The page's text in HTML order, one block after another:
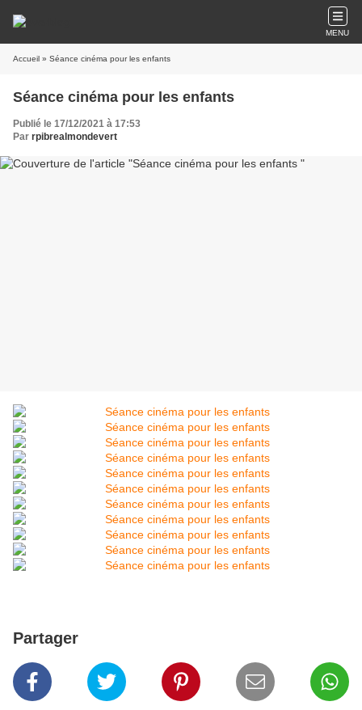
MENU
Accueil » Séance cinéma pour les enfants
Séance cinéma pour les enfants
Publié le 17/12/2021 à 17:53
Par rpibrealmondevert
Partager